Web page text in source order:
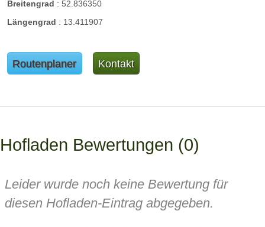
Breitengrad : 52.836350
Längengrad : 13.411907
Routenplaner Kontakt
Hofladen Bewertungen 0
Leider wurde noch keine Bewertung für
diesen Hofladen-Eintrag abgegeben.